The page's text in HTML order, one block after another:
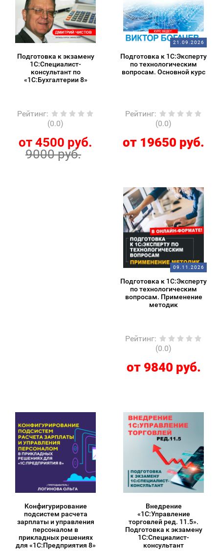
Подготовка к экзамену
1С:Специалист-
консультант по
«1С:Бухгалтерии 8»
Рейтинг:
(0.0)
от 4500 руб.
9000 руб.
21.09.2026
Подготовка к 1С:Эксперту
по технологическим
вопросам. Основной курс
Рейтинг:
(0.0)
от 19650 руб.
09.11.2026
Подготовка к 1С:Эксперту
по технологическим
вопросам. Применение
методик
Рейтинг:
(0.0)
от 9840 руб.
Конфигурирование
подсистем расчета
зарплаты и управления
персоналом в
прикладных решениях
для «1С:Предприятия 8»
Внедрение
«1С:Управление
торговлей ред. 11.5».
Подготовка к экзамену
1С:Специалист-
консультант